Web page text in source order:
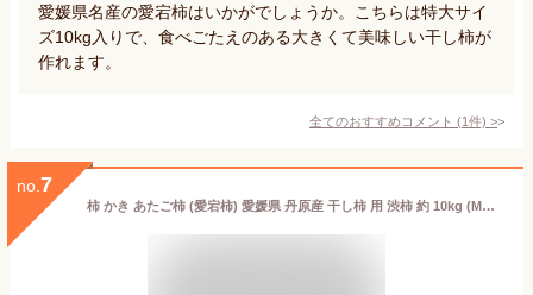
愛媛県名産の愛宕柿はいかがでしょうか。こちらは特大サイ
ズ10kg入りで、食べごたえのある大きくて美味しい干し柿が
作れます。
全てのおすすめコメント (1件) >
no. 7
柿 かき あたご柿 (愛宕柿) 愛媛県 丹原産 干し柿 用 渋柿 約 10kg (M〜Sサイズ) 枝付渋柿 干し柿 つるし柿 あんぽ柿 さらし柿用 【あたご柿 10キロ M～Sサイズ 】《2～3営業日以内に発送》